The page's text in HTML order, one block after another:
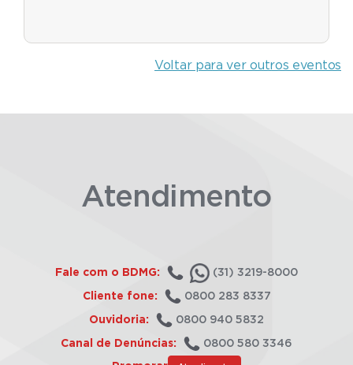
Voltar para ver outros eventos
Atendimento
Fale com o BDMG: (31) 3219-8000
Cliente fone: 0800 283 8337
Ouvidoria: 0800 940 5832
Canal de Denúncias: 0800 580 3346